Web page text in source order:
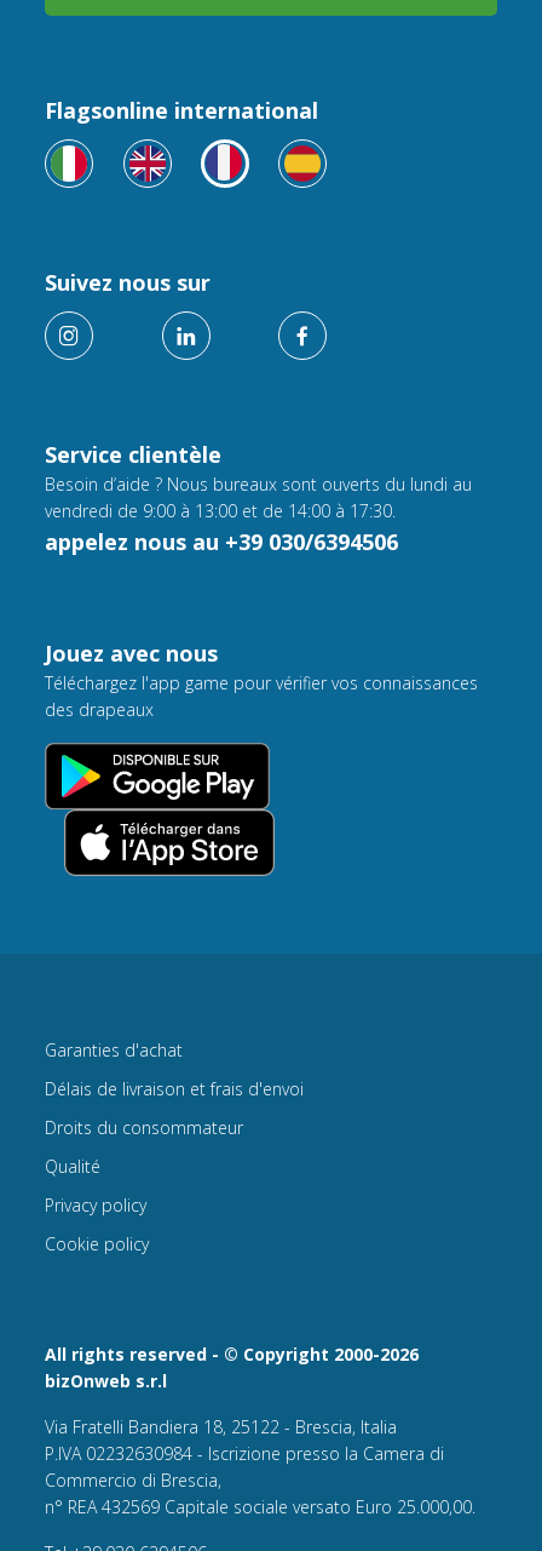
Service clientèle
Besoin d’aide ? Nous bureaux sont ouverts du lundi au
vendredi de 9:00 à 13:00 et de 14:00 à 17:30.
appelez nous au +39 030/6394506
Flagsonline international
Suivez nous sur
Jouez avec nous
Téléchargez l'app game pour vérifier vos connaissances
des drapeaux
All rights reserved - © Copyright 2000-2026
bizOnweb s.r.l
Via Fratelli Bandiera 18, 25122 - Brescia, Italia
P.IVA 02232630984 - Iscrizione presso la Camera di
Commercio di Brescia,
n° REA 432569 Capitale sociale versato Euro 25.000,00.
Garanties d'achat
Délais de livraison et frais d'envoi
Droits du consommateur
Qualité
Privacy policy
Cookie policy